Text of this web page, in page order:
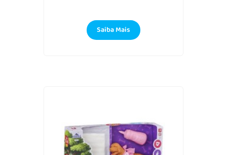
Saiba Mais